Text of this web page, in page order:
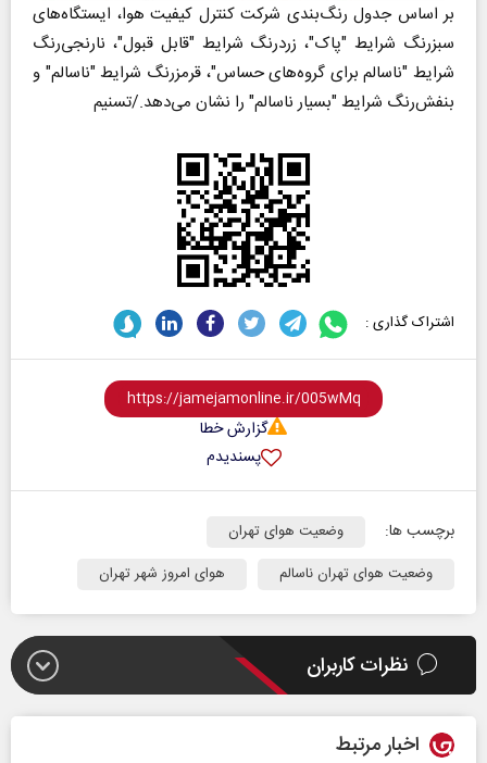
بر اساس جدول رنگ‌بندی شرکت کنترل کیفیت هوا، ایستگاه‌های
سبزرنگ شرایط "پاک"، زردرنگ شرایط "قابل قبول"، نارنجی‌رنگ
شرایط "ناسالم برای گروه‌های حساس"، قرمزرنگ شرایط "ناسالم" و
بنفش‌رنگ شرایط "بسیار ناسالم" را نشان می‌دهد./تسنیم
اشتراک گذاری :
گزارش خطا
پسندیدم
برچسب ها:
وضعیت هوای تهران
وضعیت هوای تهران ناسالم
هوای امروز شهر تهران
نظرات کاربران
اخبار مرتبط